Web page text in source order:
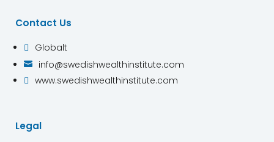
Contact Us
 Globalt
 info@swedishwealthinstitute.com
 www.swedishwealthinstitute.com
Legal